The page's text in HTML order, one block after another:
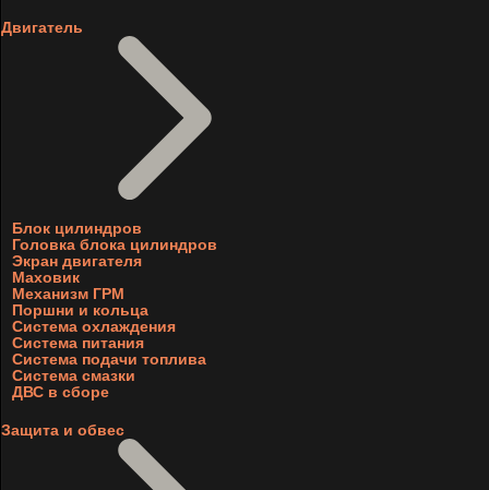
Двигатель
Блок цилиндров
Головка блока цилиндров
Экран двигателя
Маховик
Механизм ГРМ
Поршни и кольца
Система охлаждения
Система питания
Система подачи топлива
Система смазки
ДВС в сборе
Защита и обвес